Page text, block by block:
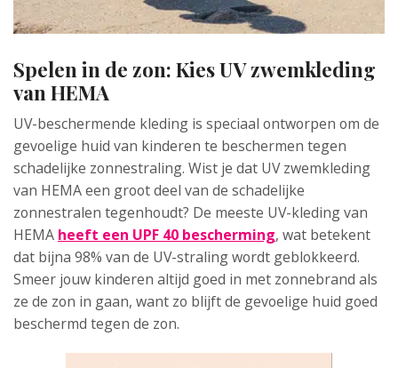
Spelen in de zon: Kies UV zwemkleding
van HEMA
UV-beschermende kleding is speciaal ontworpen om de
gevoelige huid van kinderen te beschermen tegen
schadelijke zonnestraling. Wist je dat UV zwemkleding
van HEMA een groot deel van de schadelijke
zonnestralen tegenhoudt? De meeste UV-kleding van
HEMA heeft een UPF 40 bescherming, wat betekent
dat bijna 98% van de UV-straling wordt geblokkeerd.
Smeer jouw kinderen altijd goed in met zonnebrand als
ze de zon in gaan, want zo blijft de gevoelige huid goed
beschermd tegen de zon.